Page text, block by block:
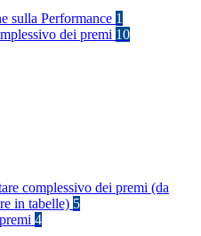
sulla Performance 1
dei premi 10
complessivo dei premi (da
in tabelle) 5
4